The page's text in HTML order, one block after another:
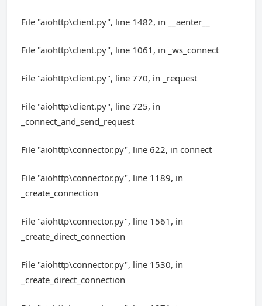
File "aiohttp\client.py", line 1482, in __aenter__
File "aiohttp\client.py", line 1061, in _ws_connect
File "aiohttp\client.py", line 770, in _request
File "aiohttp\client.py", line 725, in
_connect_and_send_request
File "aiohttp\connector.py", line 622, in connect
File "aiohttp\connector.py", line 1189, in
_create_connection
File "aiohttp\connector.py", line 1561, in
_create_direct_connection
File "aiohttp\connector.py", line 1530, in
_create_direct_connection